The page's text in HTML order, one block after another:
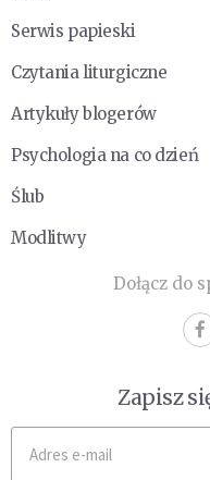
Serwis papieski
Czytania liturgiczne
Artykuły blogerów
Psychologia na co dzień
Ślub
Modlitwy
Dołącz do
Zapisz